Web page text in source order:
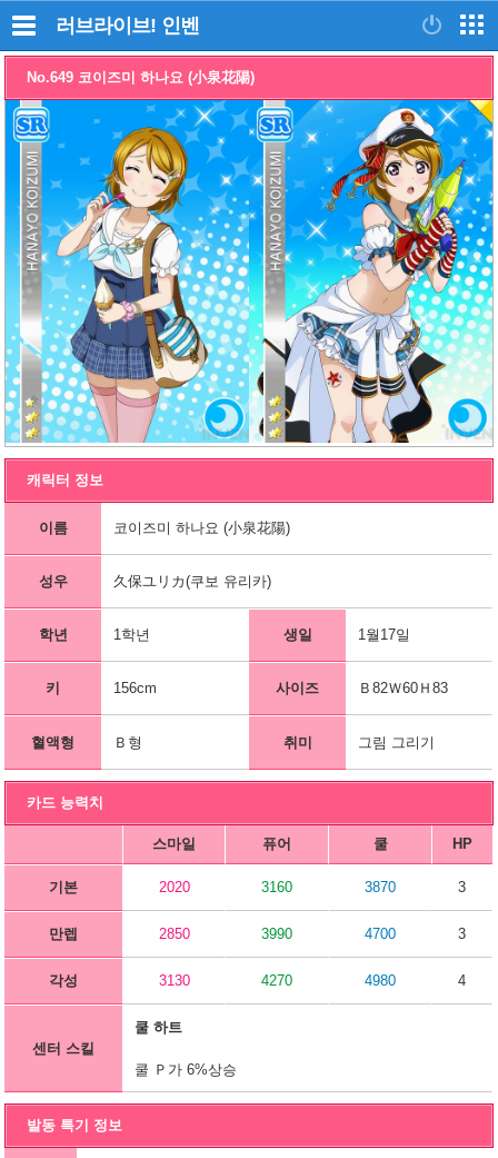
러브라이브! 인벤
No.649 코이즈미 하나요 (小泉花陽)
캐릭터 정보
이름 코이즈미 하나요 (小泉花陽)
성우 久保ユリカ(쿠보 유리카)
학년 1학년 생일 1월17일
키 156cm 사이즈 Ｂ82Ｗ60Ｈ83
혈액형 Ｂ형 취미 그림 그리기
카드 능력치
스마일 퓨어 쿨 HP
기본 2020 3160 3870 3
만렙 2850 3990 4700 3
각성 3130 4270 4980 4
센터 스킬
쿨 하트
쿨 Ｐ가 6%상승
발동 특기 정보